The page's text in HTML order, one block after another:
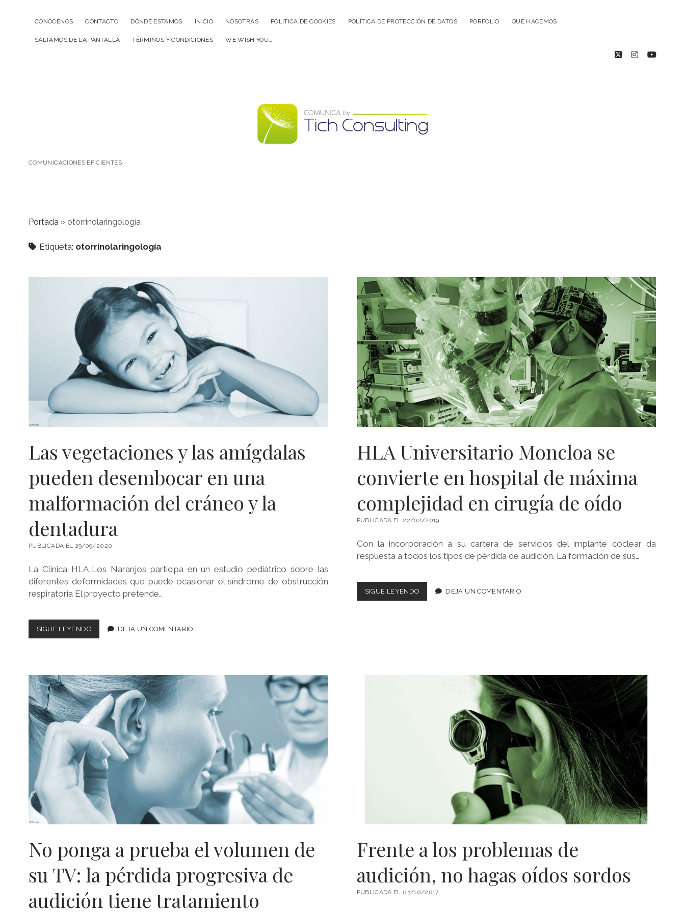
CONÓCENOS CONTACTO DÓNDE ESTAMOS INICIO NOSOTRAS POLITICA DE COOKIES POLÍTICA DE PROTECCIÓN DE DATOS PORFOLIO QUÉ HACEMOS
SALTAMOS DE LA PANTALLA TÉRMINOS Y CONDICIONES WE WISH YOU…
twitterinstagram
Comunica
COMUNICACIONES EFICIENTES
Portada » otorrinolaringología
Etiqueta: otorrinolaringología
Las vegetaciones y las amígdalas
pueden desembocar en una
malformación del cráneo y la
dentadura
PUBLICADA EL 29/09/2020
La Clínica HLA Los Naranjos participa en un estudio pediátrico sobre las
diferentes deformidades que puede ocasionar el síndrome de obstrucción
respiratoria El proyecto pretende…
SIGUE LEYENDOLAS
VEGETACIONES
PUEDEN
DESEMBOCAR
EN
UNA
MALFORMACIÓN
DEL
CRÁNEO
Y
LA
DENTADURA
DEJA UN COMENTARIO
HLA Universitario Moncloa se
convierte en hospital de máxima
complejidad en cirugía de oído
PUBLICADA EL 22/02/2019
Con la incorporación a su cartera de servicios del implante coclear da
respuesta a todos los tipos de pérdida de audición. La formación de sus…
SIGUE LEYENDOHLA
UNIVERSITARIO
DEJA UN COMENTARIO
No ponga a prueba el volumen de
su TV: la pérdida progresiva de
audición tiene tratamiento
Frente a los problemas de
audición, no hagas oídos sordos
PUBLICADA EL 03/10/2017